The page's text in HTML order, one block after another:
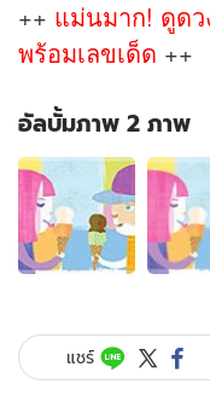
++ แม่นมาก! ดูด
พร้อมเลขเด็ด ++
อัลบั้มภาพ 2 ภาพ
อัลบั้ม
ภาพ
ภาพ
ของ
:
ทาย
แชร์